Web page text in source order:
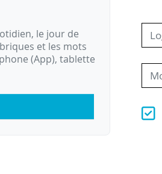
le jour de
et les mots
(App), tablette